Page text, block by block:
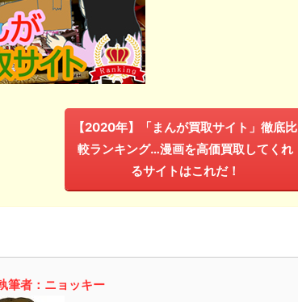
【2020年】「まんが買取サイト」徹底比
較ランキング…漫画を高価買取してくれ
るサイトはこれだ！
筆者：ニョッキー